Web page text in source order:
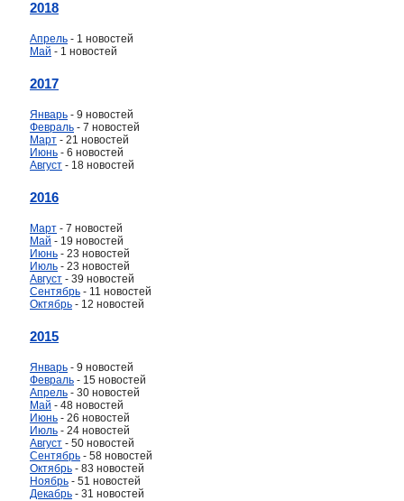
2018
Апрель - 1 новостей
Май - 1 новостей
2017
Январь - 9 новостей
Февраль - 7 новостей
Март - 21 новостей
Июнь - 6 новостей
Август - 18 новостей
2016
Март - 7 новостей
Май - 19 новостей
Июнь - 23 новостей
Июль - 23 новостей
Август - 39 новостей
Сентябрь - 11 новостей
Октябрь - 12 новостей
2015
Январь - 9 новостей
Февраль - 15 новостей
Апрель - 30 новостей
Май - 48 новостей
Июнь - 26 новостей
Июль - 24 новостей
Август - 50 новостей
Сентябрь - 58 новостей
Октябрь - 83 новостей
Ноябрь - 51 новостей
Декабрь - 31 новостей